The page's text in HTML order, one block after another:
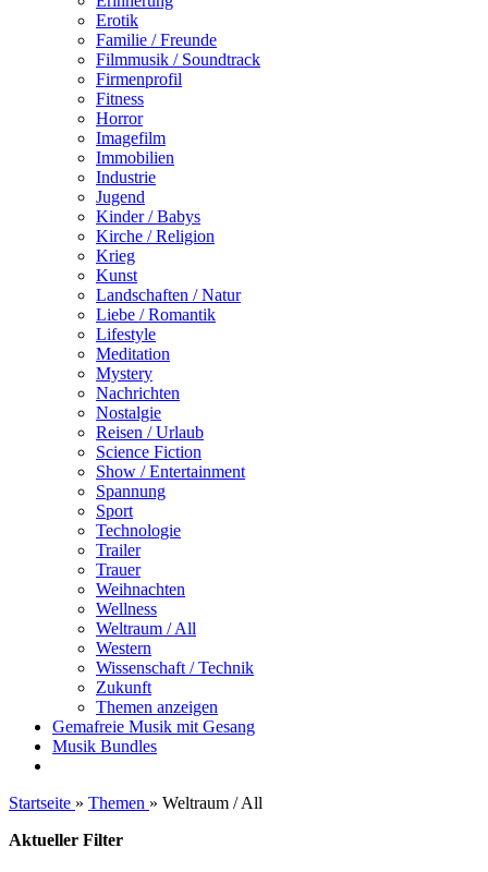
Erotik
Familie / Freunde
Filmmusik / Soundtrack
Firmenprofil
Fitness
Horror
Imagefilm
Immobilien
Industrie
Jugend
Kinder / Babys
Kirche / Religion
Krieg
Kunst
Landschaften / Natur
Liebe / Romantik
Lifestyle
Meditation
Mystery
Nachrichten
Nostalgie
Reisen / Urlaub
Science Fiction
Show / Entertainment
Spannung
Sport
Technologie
Trailer
Trauer
Weihnachten
Wellness
Weltraum / All
Western
Wissenschaft / Technik
Zukunft
Themen anzeigen
Gemafreie Musik mit Gesang
Musik Bundles
Startseite » Themen » Weltraum / All
Aktueller Filter